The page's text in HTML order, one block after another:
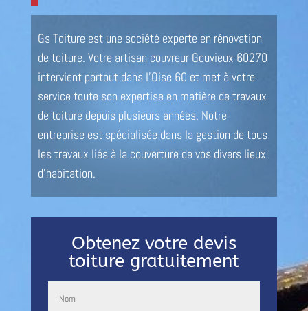
Gs Toiture est une société experte en rénovation
de toiture. Votre artisan couvreur Gouvieux 60270
intervient partout dans l’Oise 60 et met à votre
service toute son expertise en matière de travaux
de toiture depuis plusieurs années. Notre
entreprise est spécialisée dans la gestion de tous
les travaux liés à la couverture de vos divers lieux
d’habitation.
Obtenez votre devis
toiture gratuitement